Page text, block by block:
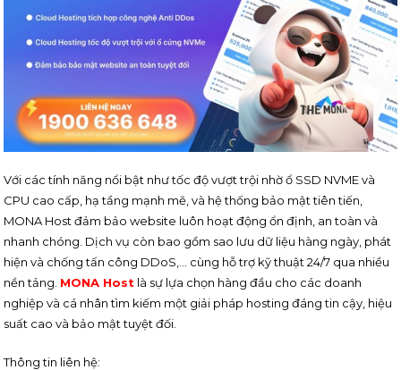
Với các tính năng nổi bật như tốc độ vượt trội nhờ ổ SSD NVME và
CPU cao cấp, hạ tầng mạnh mẽ, và hệ thống bảo mật tiên tiến,
MONA Host đảm bảo website luôn hoạt động ổn định, an toàn và
nhanh chóng. Dịch vụ còn bao gồm sao lưu dữ liệu hàng ngày, phát
hiện và chống tấn công DDoS,… cùng hỗ trợ kỹ thuật 24/7 qua nhiều
nền tảng. MONA Host là sự lựa chọn hàng đầu cho các doanh
nghiệp và cá nhân tìm kiếm một giải pháp hosting đáng tin cậy, hiệu
suất cao và bảo mật tuyệt đối.
Thông tin liên hệ: